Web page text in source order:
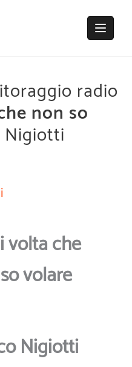
radio
non so
Nigiotti
volta che
volare
Nigiotti